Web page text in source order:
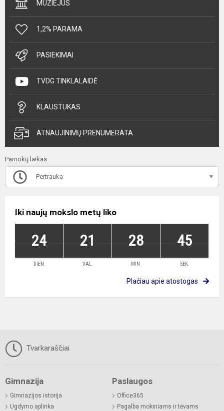
MUZIEJUS
1,2% PARAMA
PASIEKIMAI
TVDG TINKLALAIDĖ
KLAUSTUKAS
ATNAUJINIMŲ PRENUMERATA
Pamokų laikas
Pertrauka
Iki naujų mokslo metų liko
24 21 28 45
DIEN. VAL. MIN. SEK.
Plačiau apie atostogas
Tvarkaraščiai
Gimnazija
Gimnazijos istorija
Ugdymo aplinka
Paslaugos
Office365
Pagalba mokiniams ir tėvams